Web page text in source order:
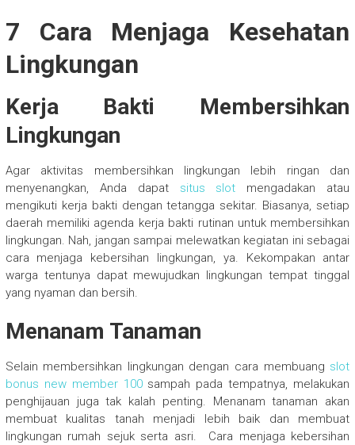
7 Cara Menjaga Kesehatan
Lingkungan
Kerja Bakti Membersihkan
Lingkungan
Agar aktivitas membersihkan lingkungan lebih ringan dan
menyenangkan, Anda dapat situs slot mengadakan atau
mengikuti kerja bakti dengan tetangga sekitar. Biasanya, setiap
daerah memiliki agenda kerja bakti rutinan untuk membersihkan
lingkungan. Nah, jangan sampai melewatkan kegiatan ini sebagai
cara menjaga kebersihan lingkungan, ya. Kekompakan antar
warga tentunya dapat mewujudkan lingkungan tempat tinggal
yang nyaman dan bersih.
Menanam Tanaman
Selain membersihkan lingkungan dengan cara membuang slot
bonus new member 100sampah pada tempatnya, melakukan
penghijauan juga tak kalah penting. Menanam tanaman akan
membuat kualitas tanah menjadi lebih baik dan membuat
lingkungan rumah sejuk serta asri. Cara menjaga kebersihan